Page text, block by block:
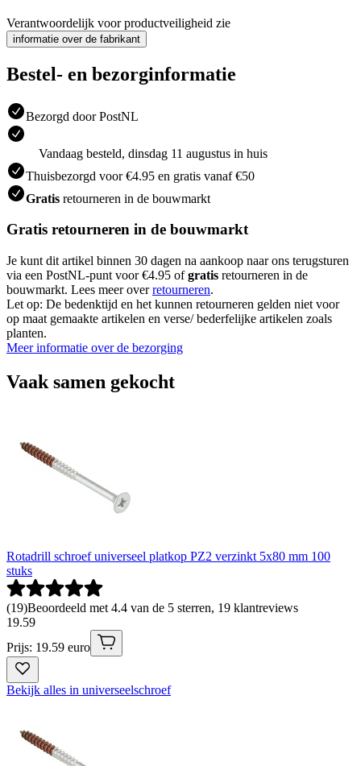
Verantwoordelijk voor productveiligheid zie
informatie over de fabrikant
Bestel- en bezorginformatie
Bezorgd door PostNL
Vandaag besteld, dinsdag 11 augustus in huis
Thuisbezorgd voor €4.95 en gratis vanaf €50
Gratis retourneren in de bouwmarkt
Gratis retourneren in de bouwmarkt
Je kunt dit artikel binnen 30 dagen na aankoop naar ons terugsturen
via een PostNL-punt voor €4.95 ofgratis retourneren in de
bouwmarkt. Lees meer overretourneren.
Let op: De bedenktijd en het kunnen retourneren gelden niet voor
op maat gemaakte artikelen en verse/ bederfelijke artikelen zoals
planten.
Meer informatie over de bezorging
Vaak samen gekocht
Rotadrill schroef universeel platkop PZ2 verzinkt 5x80 mm 100
stuks
(19)Beoordeeld met 4.4 van de 5 sterren, 19 klantreviews
19.59
Prijs: 19.59 euro
Bekijk alles in universeelschroef